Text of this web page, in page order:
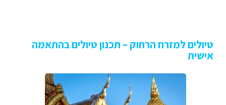
טיולים למזרח הרחוק – תכנון טיולים בהתאמה
אישית